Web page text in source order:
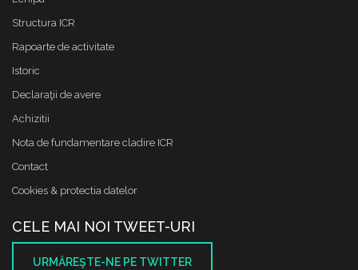
Structura ICR
Rapoarte de activitate
Istoric
Declaraţii de avere
Achizitii
Nota de fundamentare cladire ICR
Contact
Cookies & protectia datelor
CELE MAI NOI TWEET-URI
URMĂREŞTE-NE PE TWITTER